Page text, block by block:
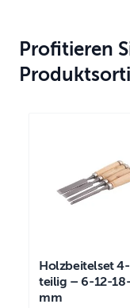
Profitieren
Holzbeitelset 4-
teilig – 6-12-
mm